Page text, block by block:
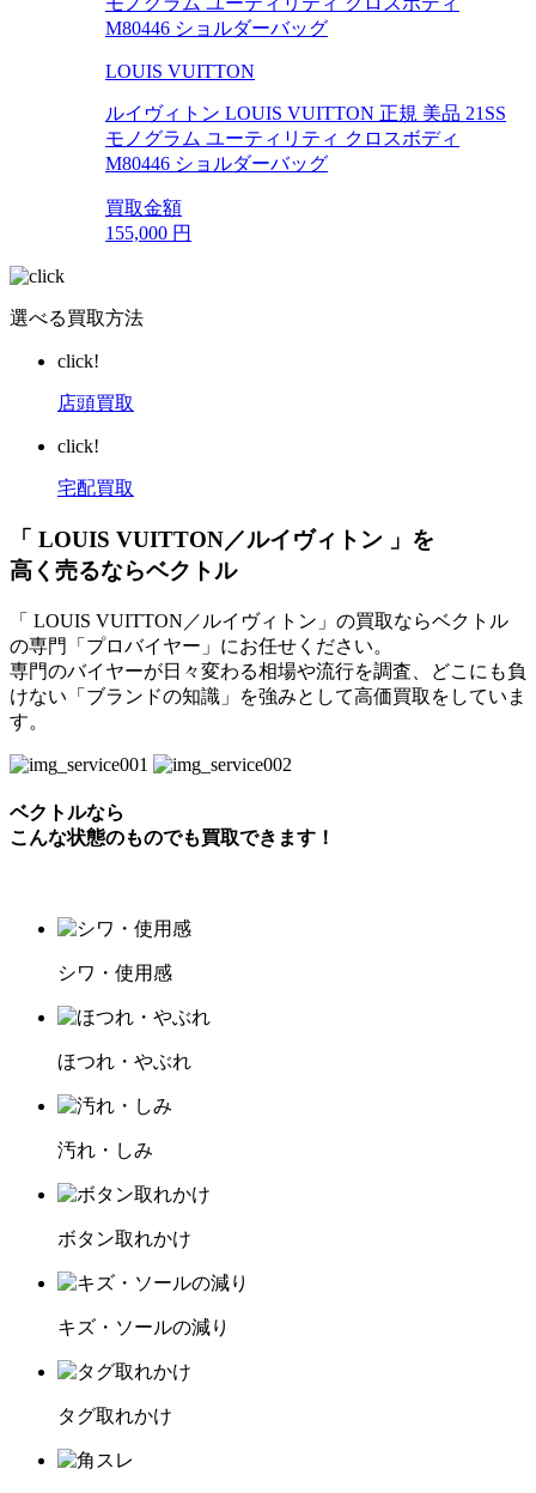
LOUIS VUITTON
ルイヴィトン LOUIS VUITTON 正規 美品 21SS
モノグラム ユーティリティ クロスボディ
M80446 ショルダーバッグ
買取金額
155,000 円
選べる買取方法
click!
店頭買取
click!
宅配買取
「 LOUIS VUITTON／ルイヴィトン 」を
高く売るならベクトル
「 LOUIS VUITTON／ルイヴィトン」の買取ならベクトル
の専門「プロバイヤー」にお任せください。
専門のバイヤーが日々変わる相場や流行を調査、どこにも負
けない「ブランドの知識」を強みとして高価買取をしていま
す。
ベクトルなら
こんな状態のものでも買取できます！
シワ・使用感
ほつれ・やぶれ
汚れ・しみ
ボタン取れかけ
キズ・ソールの減り
タグ取れかけ